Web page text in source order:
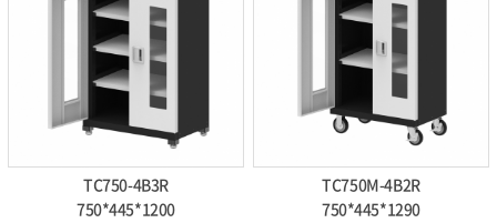
TC750-4B3R
750*445*1200
TC750M-4B2R
750*445*1290